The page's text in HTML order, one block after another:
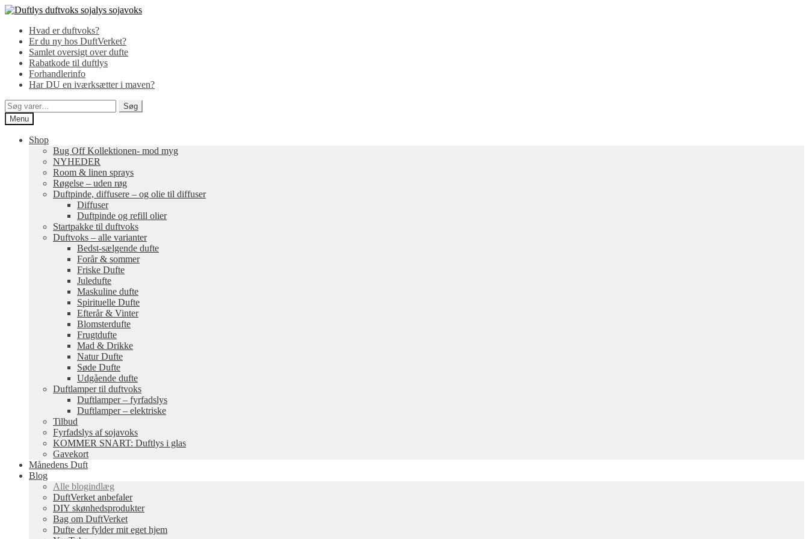
Spring
navigation
Spring
indholdHvad er duftvoks?
Er du ny hos DuftVerket?
Samlet oversigt over dufte
Rabatkode til duftlys
Forhandlerinfo
Har DU en iværksætter i maven?
Søg
efter:
Søg
Menu
Shop
Bug Off Kollektionen- mod myg
NYHEDER
Room & linen sprays
Røgelse – uden røg
Duftpinde, diffusere – og olie til diffuser
Diffuser
Duftpinde og refill olier
Startpakke til duftvoks
Duftvoks – alle varianter
Bedst-sælgende dufte
Forår & sommer
Friske Dufte
Juledufte
Maskuline dufte
Spirituelle Dufte
Efterår & Vinter
Blomsterdufte
Frugtdufte
Mad & Drikke
Natur Dufte
Søde Dufte
Udgående dufte
Duftlamper til duftvoks
Duftlamper – fyrfadslys
Duftlamper – elektriske
Tilbud
Fyrfadslys af sojavoks
KOMMER SNART: Duftlys i glas
Gavekort
Månedens Duft
Blog
Alle blogindlæg
DuftVerket anbefaler
DIY skønhedsprodukter
Bag om DuftVerket
Dufte der fylder mit eget hjem